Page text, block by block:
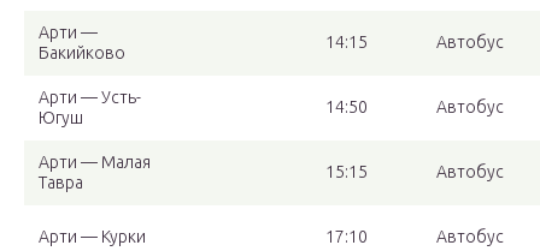
Арти —
Бакийково
14:15 Автобус
Арти — Усть-
Югуш
14:50 Автобус
Арти — Малая
Тавра
15:15 Автобус
Арти — Курки 17:10 Автобус